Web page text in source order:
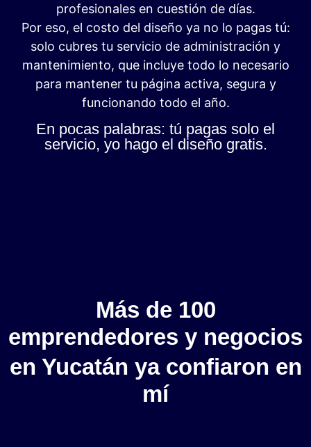
profesionales en cuestión de días.
Por eso, el costo del diseño ya no lo pagas tú:
solo cubres tu servicio de administración y
mantenimiento, que incluye todo lo necesario
para mantener tu página activa, segura y
funcionando todo el año.
En pocas palabras: tú pagas solo el
servicio, yo hago el diseño gratis.
Más de 100
emprendedores y negocios
en Yucatán ya confiaron en
mí